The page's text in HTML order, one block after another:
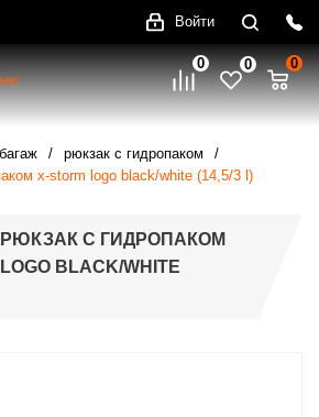
Войти
0 0 0
багаж
рюкзак с гидропаком
x-storm logo black/white (14,5/3 l)
РЮКЗАК С ГИДРОПАКОМ
BLACK/WHITE